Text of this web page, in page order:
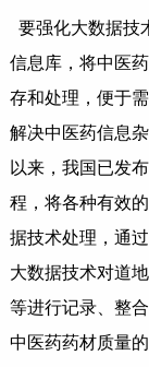
要强化大数据技
信息库，将中医
存和处理，便于
解决中医药信息
以来，我国已发
程，将各种有效
据技术处理，通
大数据技术对道
等进行记录、整
中医药药材质量